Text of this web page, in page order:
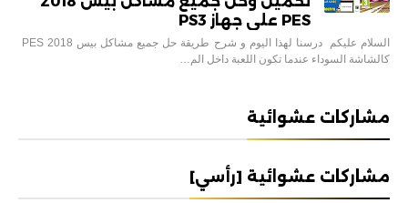
PES على جهاز PS3
كالشاشة السوداء عندما تكون اللعبة داخل الم…
مشاركات عشوائية
مشاركات عشوائية [رأسي]